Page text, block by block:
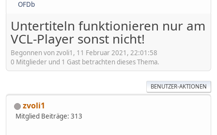
OFDb
Untertiteln funktionieren nur am
VCL-Player sonst nicht!
Begonnen von zvoli1, 11 Februar 2021, 22:01:58
0 Mitglieder und 1 Gast betrachten dieses Thema.
BENUTZER-AKTIONEN
zvoli1
Mitglied Beiträge: 313